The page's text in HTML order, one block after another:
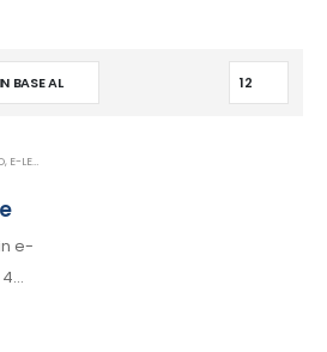
, E-LEARNING
e-